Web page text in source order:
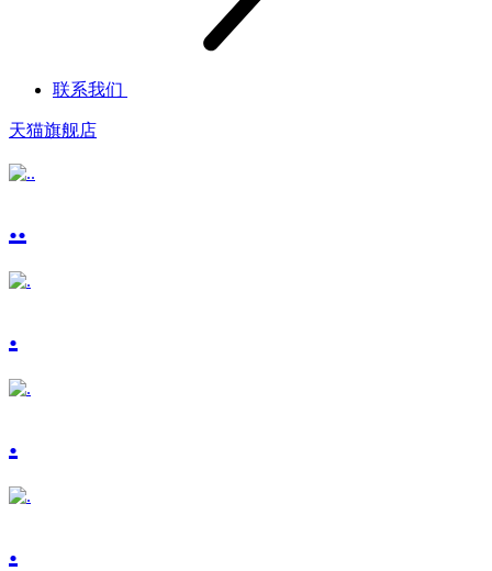
联系我们
天猫旗舰店
..
.
.
.